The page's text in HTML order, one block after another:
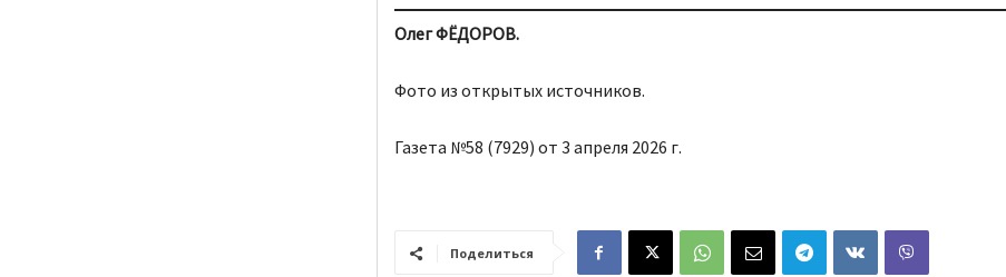
Олег ФЁДОРОВ.
Фото из открытых источников.
Газета №58 (7929) от 3 апреля 2026 г.
Поделиться